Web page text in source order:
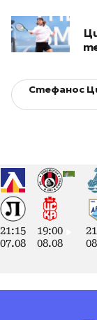
Стефанос
21:15
07.08
19:00
08.08